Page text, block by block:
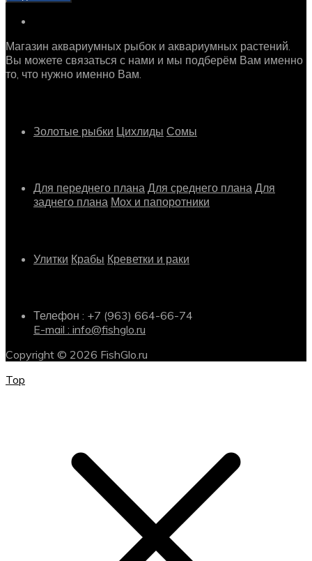
Магазин аквариумных рыбок и аквариумных растений.
Вы можете связаться с нами и мы подберём Вам именно
то, что нужно именно Вам.
Золотые рыбки Цихлиды Сомы
Для переднего плана Для среднего плана Для
заднего плана Мох и папоротники
Улитки Крабы Креветки и раки
Телефон : +7 (963) 664-66-74
E-mail : info@fishglo.ru
Copyright © 2026 FishGlo.ru
Top